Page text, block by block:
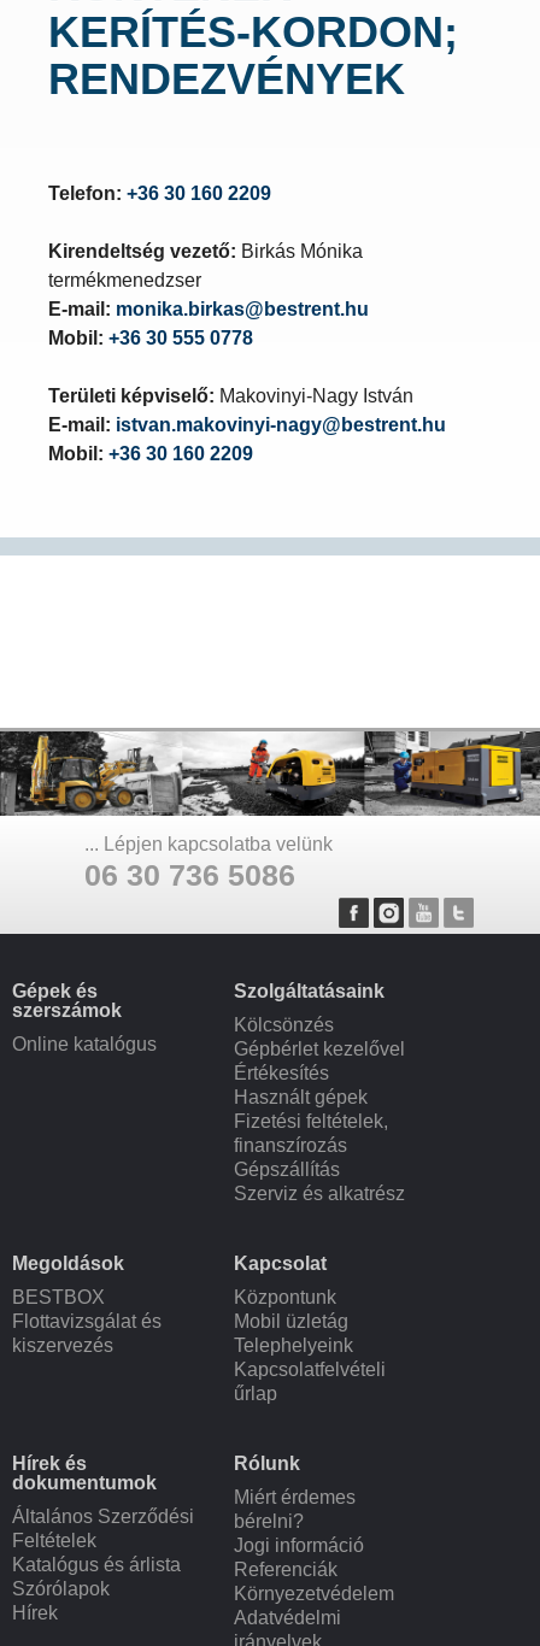
KERÍTÉS-KORDON;
RENDEZVÉNYEK
Telefon: +36 30 160 2209
Kirendeltség vezető: Birkás Mónika
termékmenedzser
E-mail: monika.birkas@bestrent.hu
Mobil: +36 30 555 0778
Területi képviselő: Makovinyi-Nagy István
E-mail: istvan.makovinyi-nagy@bestrent.hu
Mobil: +36 30 160 2209
... Lépjen kapcsolatba velünk
06 30 736 5086
Gépek és
szerszámok
Online katalógus
Szolgáltatásaink
Kölcsönzés
Gépbérlet kezelővel
Értékesítés
Használt gépek
Fizetési feltételek,
finanszírozás
Gépszállítás
Szerviz és alkatrész
Megoldások
BESTBOX
Flottavizsgálat és
kiszervezés
Kapcsolat
Központunk
Mobil üzletág
Telephelyeink
Kapcsolatfelvételi
űrlap
Hírek és
dokumentumok
Általános Szerződési
Feltételek
Katalógus és árlista
Szórólapok
Hírek
Rólunk
Miért érdemes
bérelni?
Jogi információ
Referenciák
Környezetvédelem
Adatvédelmi